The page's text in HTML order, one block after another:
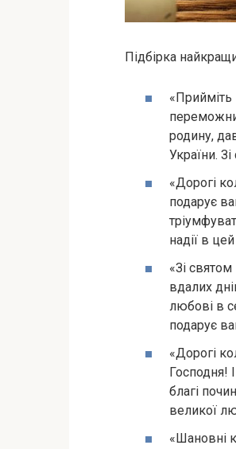
Підбірка
родину,
України.
«Дорогі
подарує
надії в
«Зі
вдалих
любові в
подарує
«Дорогі
Господня!
благі
великої
«Шановні